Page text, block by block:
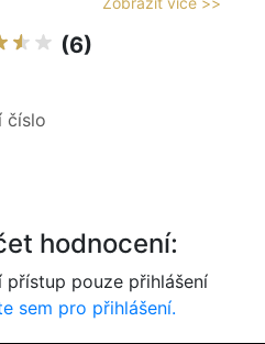
(6)
číslo
hodnocení:
přístup pouze přihlášení
sem pro přihlášení.